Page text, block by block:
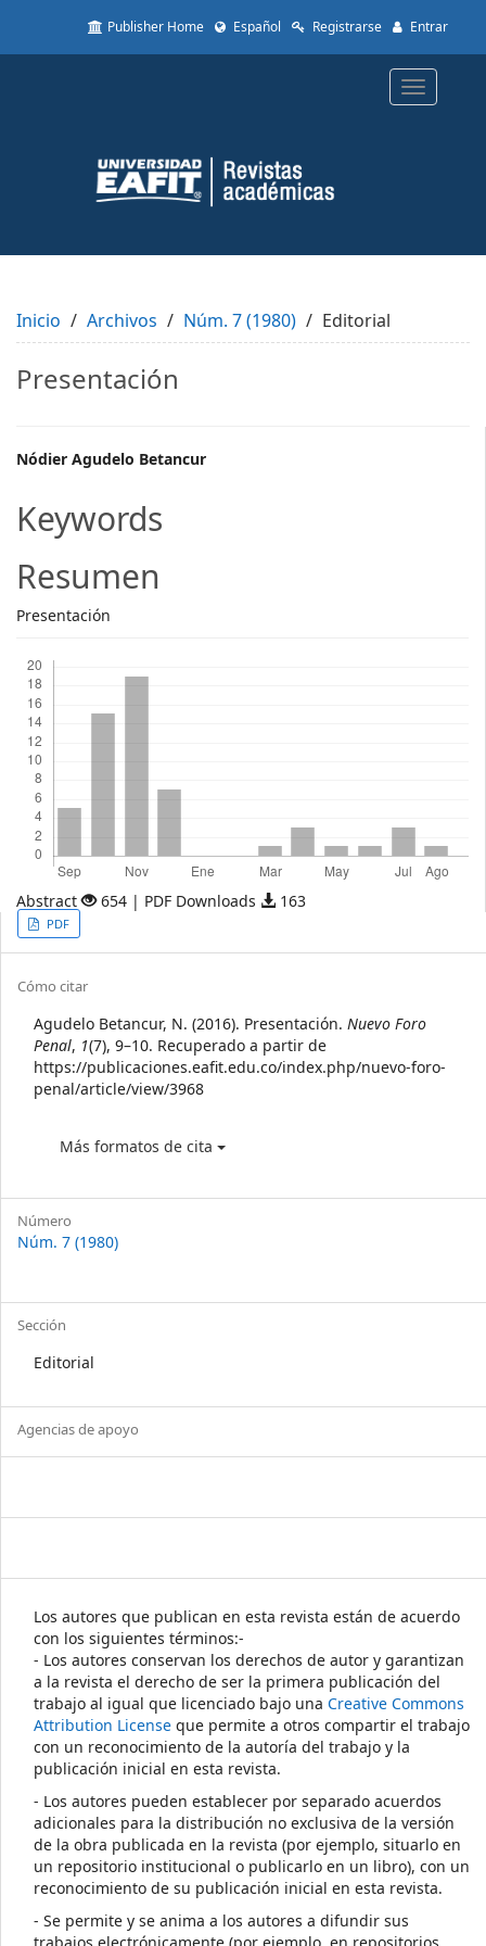
to
Content
Sidebar
Publisher Home Español Registrarse Entrar
Toggle
Inicio Archivos Núm. 7 (1980) Editorial
Presentación
Main
Article
Content
Nódier Agudelo Betancur
Keywords
Resumen
Presentación
Abstract 654 | PDF Downloads 163
Article
Sidebar
PDF
Article
Details
Cómo citar
Agudelo Betancur, N. (2016). Presentación. Nuevo Foro
Penal, 1(7), 9–10. Recuperado a partir de
https://publicaciones.eafit.edu.co/index.php/nuevo-foro-
penal/article/view/3968
Más formatos de cita
Número
Núm. 7 (1980)
Sección
Editorial
Agencias de apoyo
Los autores que publican en esta revista están de acuerdo
con los siguientes términos:-
- Los autores conservan los derechos de autor y garantizan
a la revista el derecho de ser la primera publicación del
trabajo al igual que licenciado bajo una Creative Commons
Attribution License que permite a otros compartir el trabajo
con un reconocimiento de la autoría del trabajo y la
publicación inicial en esta revista.
- Los autores pueden establecer por separado acuerdos
adicionales para la distribución no exclusiva de la versión
de la obra publicada en la revista (por ejemplo, situarlo en
un repositorio institucional o publicarlo en un libro), con un
reconocimiento de su publicación inicial en esta revista.
- Se permite y se anima a los autores a difundir sus